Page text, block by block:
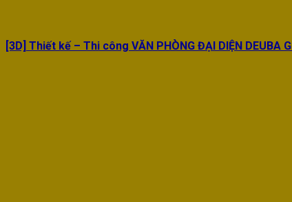
[3D] Thiết kế – Thi công VĂN PHÒNG ĐẠI DIỆN DEUBA